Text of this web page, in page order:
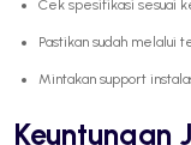
Cek spesifikasi sesuai
Pastikan sudah melalui
Mintakan support
Keuntungan